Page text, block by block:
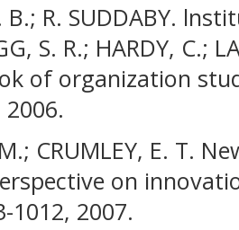
B.; R. SUDDABY.
S. R.; HARDY, C.;
of organization
CRUMLEY, E. T.
on
1012, 2007.